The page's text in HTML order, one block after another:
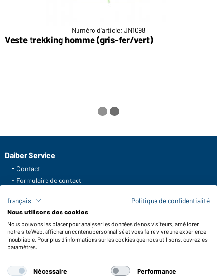
Numéro d'article: JN1098
Veste trekking homme (gris-fer/vert)
Daiber Service
Contact
Formulaire de contact
FAQ / Manuel d' utilisation
Vérifier le stock
Reporting system according to whistleblower protection act
Fonctions et entretien
Conseils d'entretien
français
Politique de confidentialité
Nous utilisons des cookies
Nous pouvons les placer pour analyser les données de nos visiteurs, améliorer
notre site Web, afficher un contenu personnalisé et vous faire vivre une expérience
inoubliable. Pour plus d'informations sur les cookies que nous utilisons, ouvrez les
paramètres.
Nécessaire Performance